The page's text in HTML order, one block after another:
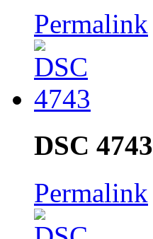
Permalink
DSC 4743
Permalink